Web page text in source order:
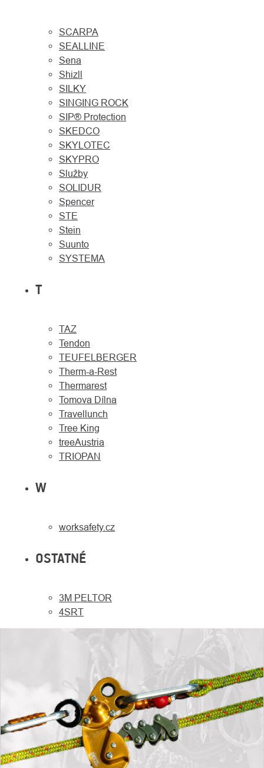
SCARPA
SEALLINE
Sena
Shizll
SILKY
SINGING ROCK
SIP® Protection
SKEDCO
SKYLOTEC
SKYPRO
Služby
SOLIDUR
Spencer
STE
Stein
Suunto
SYSTEMA
T
TAZ
Tendon
TEUFELBERGER
Therm-a-Rest
Thermarest
Tomova Dílna
Travellunch
Tree King
treeAustria
TRIOPAN
W
worksafety.cz
OSTATNÉ
3M PELTOR
4SRT